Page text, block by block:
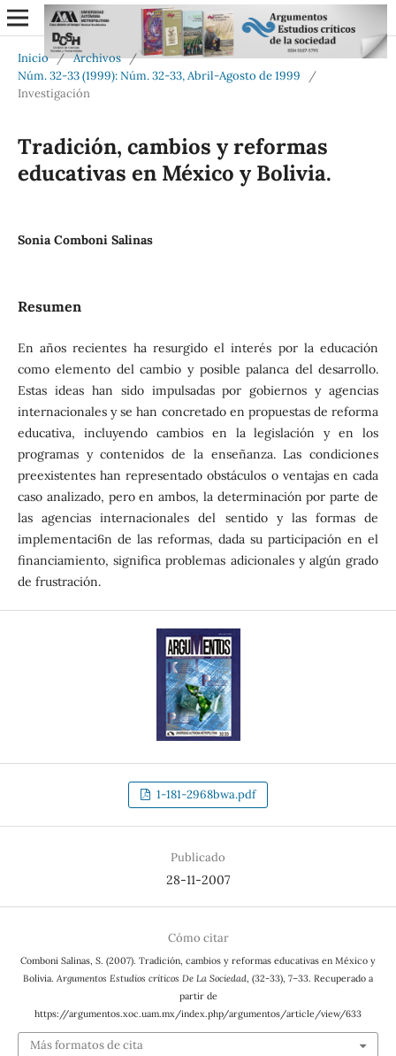
Inicio / Archivos /
Núm. 32-33 (1999): Núm. 32-33, Abril-Agosto de 1999
/
Investigación
Tradición, cambios y reformas
educativas en México y Bolivia.
Sonia Comboni Salinas
Resumen
En años recientes ha resurgido el interés por la educación
como elemento del cambio y posible palanca del desarrollo.
Estas ideas han sido impulsadas por gobiernos y agencias
internacionales y se han concretado en propuestas de reforma
educativa, incluyendo cambios en la legislación y en los
programas y contenidos de la enseñanza. Las condiciones
preexistentes han representado obstáculos o ventajas en cada
caso analizado, pero en ambos, la determinación por parte de
las agencias internacionales del sentido y las formas de
implementaci6n de las reformas, dada su participación en el
financiamiento, significa problemas adicionales y algún grado
de frustración.
1-181-2968bwa.pdf
Publicado
28-11-2007
Cómo citar
Comboni Salinas, S. (2007). Tradición, cambios y reformas educativas en México y
Bolivia. Argumentos Estudios críticos De La Sociedad, (32-33), 7–33. Recuperado a
partir de
https://argumentos.xoc.uam.mx/index.php/argumentos/article/view/633
Más formatos de cita